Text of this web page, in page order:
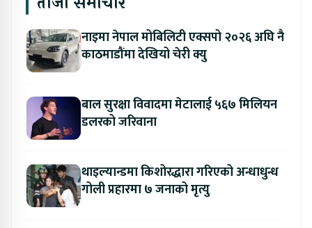
नाइमा नेपाल मोबिलिटी एक्सपो २०२६ अघि नै
काठमाडौंमा देखियो चेरी क्यु
बाल सुरक्षा विवादमा मेटालाई ५६७ मिलियन
डलरको जरिवाना
थाइल्यान्डमा किशोरद्धारा गरिएको अन्धाधुन्ध
गोली प्रहारमा ७ जनाको मृत्यु